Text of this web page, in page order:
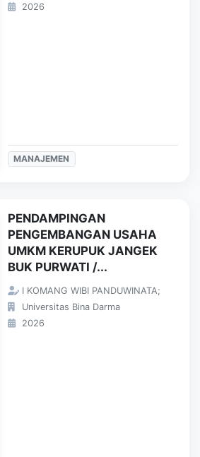
2026
MANAJEMEN
PENDAMPINGAN
PENGEMBANGAN USAHA
UMKM KERUPUK JANGEK
BUK PURWATI /...
I KOMANG WIBI PANDUWINATA;
Universitas Bina Darma
2026